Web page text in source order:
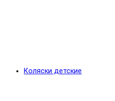
Коляски детские